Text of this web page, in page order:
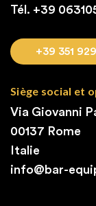
Tél. +39
+39 351
Siège social et
Via Giovanni
00137 Rome
Italie
info@bar-